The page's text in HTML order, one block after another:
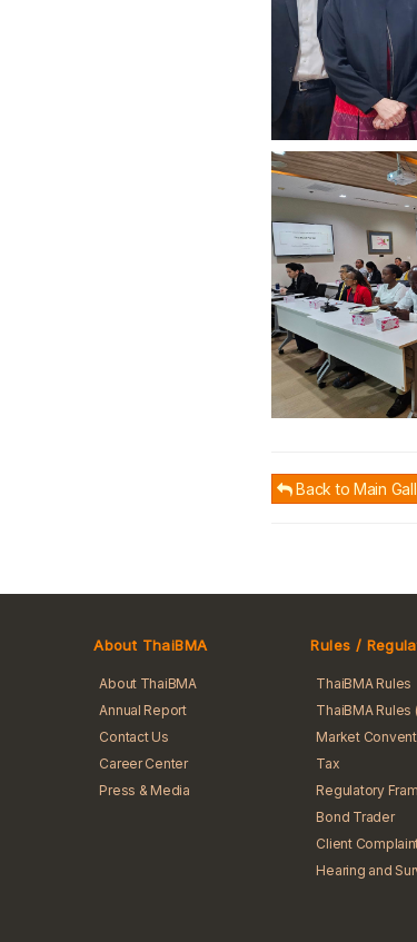
Back to Main
About ThaiBMA
About ThaiBMA
Annual Report
Contact Us
Career Center
Press & Media
Rules /
ThaiBMA Rules
ThaiBMA Rules
Market
Tax
Regulatory
Bond Trader
Client
Hearing and